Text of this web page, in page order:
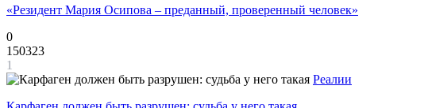
«Резидент Мария Осипова – преданный, проверенный человек»
0
150323
1
Реалии